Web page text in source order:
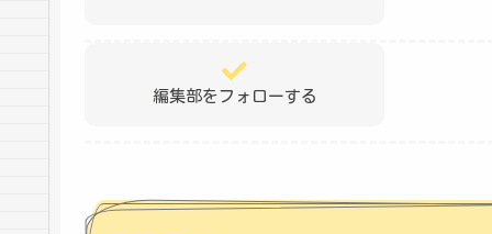
編集部をフォローする